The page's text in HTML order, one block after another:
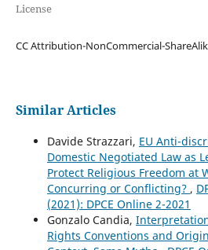
License
CC Attribution-NonCommercial-
Similar Articles
Davide Strazzari, EU Anti-
Domestic Negotiated Law as
Protect Religious Freedom at
Concurring or Conflicting? ,
(2021): DPCE Online 2-2021
Gonzalo Candia,
Rights Conventions and